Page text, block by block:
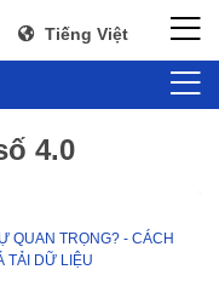
Tiếng Việt
4.0
QUAN TRỌNG? - CÁCH
TẢI DỮ LIỆU